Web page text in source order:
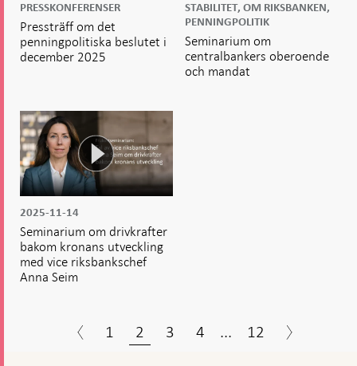
PRESSKONFERENSER
Pressträff om det
penningpolitiska beslutet i
december 2025
STABILITET, OM RIKSBANKEN,
PENNINGPOLITIK
Seminarium om
centralbankers oberoende
och mandat
2025-11-14
Seminarium om drivkrafter
bakom kronans utveckling
med vice riksbankschef
Anna Seim
1 2 3 4 ... 12